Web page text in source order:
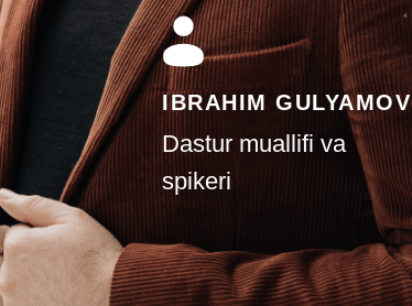
IBRAHIM GULYAMOV
Dastur muallifi va
spikeri